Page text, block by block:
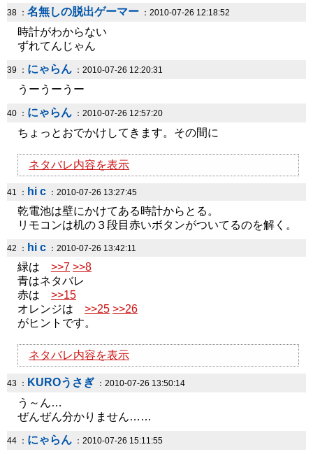
38 ： 名無しの脱出ゲーマー ：2010-07-26 12:18:52
時計がわからない
ずれてんじゃん
39 ： にゃらん ：2010-07-26 12:20:31
うーうーうー
40 ： にゃらん ：2010-07-26 12:57:20
ちょっとおでかけしてきます。その間に
ネタバレ内容を表示
41 ： hi c ：2010-07-26 13:27:45
乾電池は壁にかけてある時計からとる。
リモコンは机の３段目赤いボタンがついてるのを解く。
42 ： hi c ：2010-07-26 13:42:11
緑は >>7 >>8
青はネタバレ
赤は >>15
オレンジは >>25 >>26
がヒントです。
ネタバレ内容を表示
43 ： KUROうさぎ ：2010-07-26 13:50:14
う～ん…
ぜんぜん分かりません……
44 ： にゃらん ：2010-07-26 15:11:55